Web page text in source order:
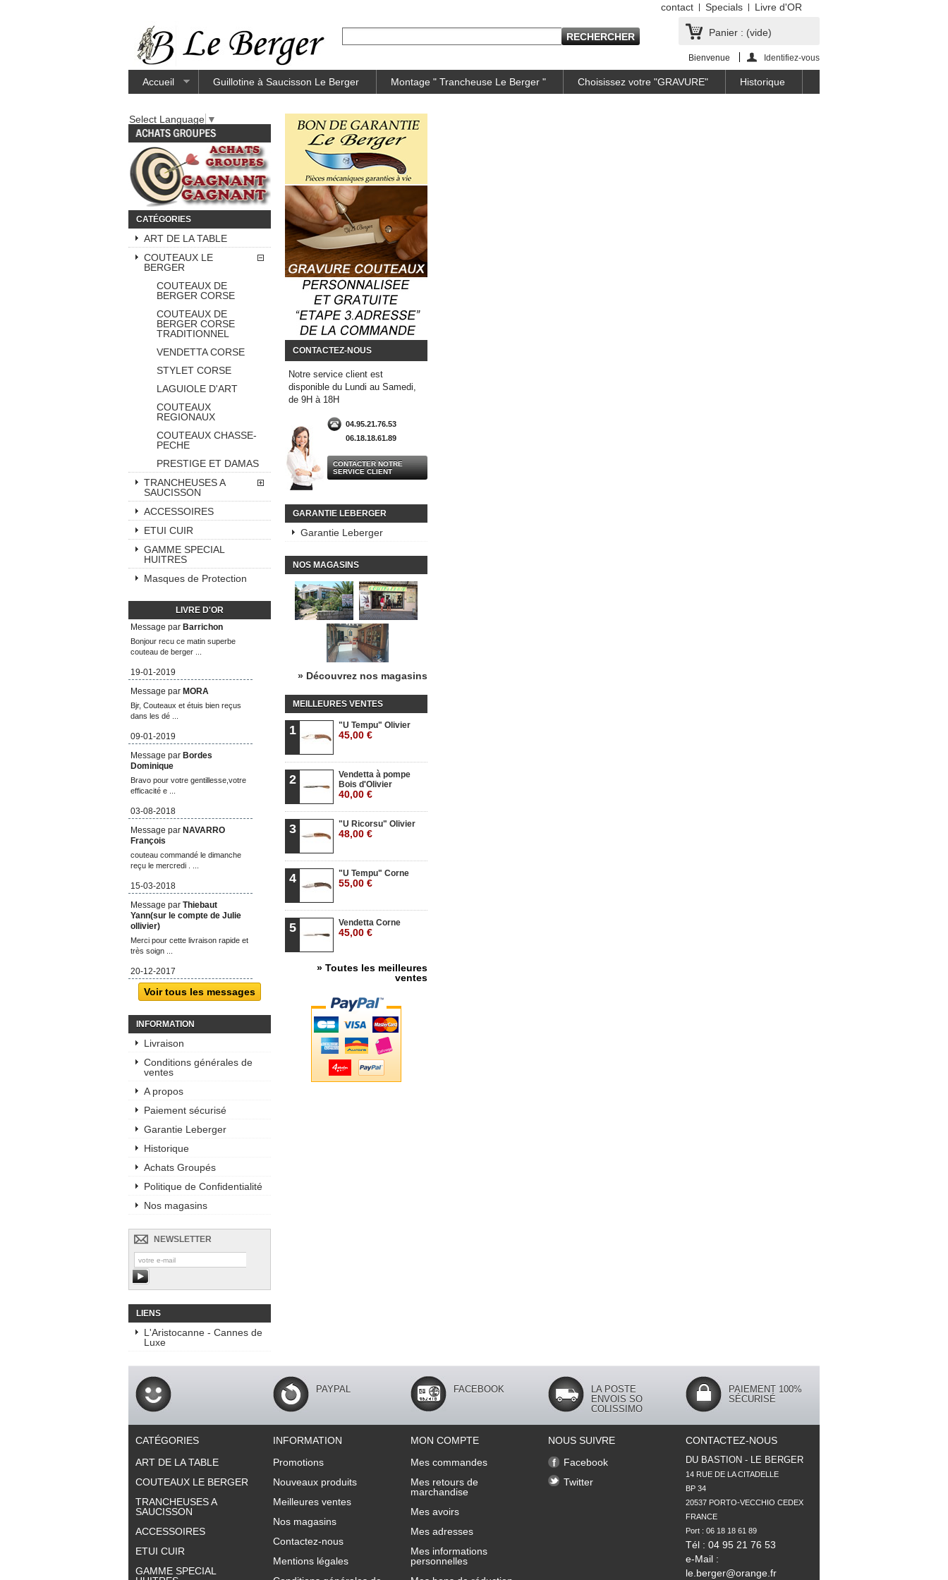
contact Specials Livre d'OR
Panier : (vide)
Bienvenue Identifiez-vous
Accueil Guillotine à Saucisson Le Berger Montage " Trancheuse Le Berger " Choisissez votre "GRAVURE" Historique
Select Language ▼
CATÉGORIES
ART DE LA TABLE
COUTEAUX LE
BERGER
COUTEAUX DE
BERGER CORSE
COUTEAUX DE
BERGER CORSE
TRADITIONNEL
VENDETTA CORSE
STYLET CORSE
LAGUIOLE D'ART
COUTEAUX
REGIONAUX
COUTEAUX CHASSE-
PECHE
PRESTIGE ET DAMAS
TRANCHEUSES A
SAUCISSON
ACCESSOIRES
ETUI CUIR
GAMME SPECIAL
HUITRES
Masques de Protection
LIVRE D'OR
Message par Barrichon
Bonjour recu ce matin superbe
couteau de berger ...
19-01-2019
Message par MORA
Bjr, Couteaux et étuis bien reçus
dans les dé ...
09-01-2019
Message par Bordes
Dominique
Bravo pour votre gentillesse,votre
efficacité e ...
03-08-2018
Message par NAVARRO
François
couteau commandé le dimanche
reçu le mercredi . ...
15-03-2018
Message par Thiebaut
Yann(sur le compte de Julie
ollivier)
Merci pour cette livraison rapide et
très soign ...
20-12-2017
Voir tous les messages
INFORMATION
Livraison
Conditions générales de
ventes
A propos
Paiement sécurisé
Garantie Leberger
Historique
Achats Groupés
Politique de Confidentialité
Nos magasins
NEWSLETTER
LIENS
L'Aristocanne - Cannes de
Luxe
CONTACTEZ-NOUS
Notre service client est
disponible du Lundi au Samedi,
de 9H à 18H
04.95.21.76.53
06.18.18.61.89
CONTACTER NOTRE
SERVICE CLIENT
GARANTIE LEBERGER
Garantie Leberger
NOS MAGASINS
» Découvrez nos magasins
MEILLEURES VENTES
1 "U Tempu" Olivier
45,00 €
2
Vendetta à pompe
Bois d'Olivier
40,00 €
3 "U Ricorsu" Olivier
48,00 €
4 "U Tempu" Corne
55,00 €
5 Vendetta Corne
45,00 €
» Toutes les meilleures
ventes
PAYPAL FACEBOOK
LA POSTE
ENVOIS SO
COLISSIMO
PAIEMENT 100%
SÉCURISÉ
CATÉGORIES
ART DE LA TABLE
COUTEAUX LE BERGER
TRANCHEUSES A
SAUCISSON
ACCESSOIRES
ETUI CUIR
GAMME SPECIAL
INFORMATION
Promotions
Nouveaux produits
Meilleures ventes
Nos magasins
Contactez-nous
Mentions légales
MON COMPTE
Mes commandes
Mes retours de
marchandise
Mes avoirs
Mes adresses
Mes informations
personnelles
NOUS SUIVRE
Facebook
Twitter
CONTACTEZ-NOUS
DU BASTION - LE BERGER
14 RUE DE LA CITADELLE
BP 34
20537 PORTO-VECCHIO CEDEX
FRANCE
Tél : 04 95 21 76 53
e-Mail :
le.berger@orange.fr